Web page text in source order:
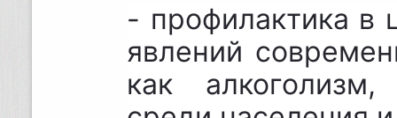
- профилактика в
явлений
как алкоголизм,